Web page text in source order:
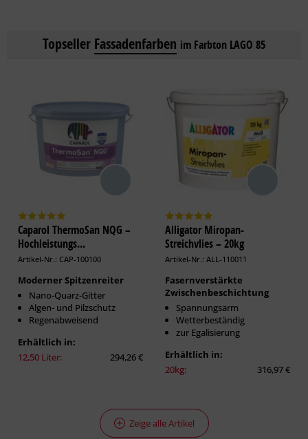
Topseller Fassadenfarben im Farbton LAGO 85
Caparol ThermoSan NQG –
Hochleistungs...
Artikel-Nr.: CAP-100100
Moderner Spitzenreiter
Nano-Quarz-Gitter
Algen- und Pilzschutz
Regenabweisend
Erhältlich in:
12,50 Liter:
294,26 €
Alligator Miropan-
Streichvlies – 20kg
Artikel-Nr.: ALL-110011
Fasernverstärkte
Zwischenbeschichtung
Spannungsarm
Wetterbeständig
zur Egalisierung
Erhältlich in:
20kg:
316,97 €
Zeige alle Artikel